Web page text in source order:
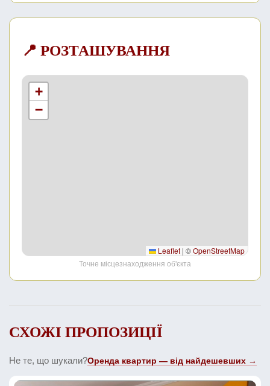
📍 РОЗТАШУВАННЯ
+
−
Leaflet | ©OpenStreetMap
Точне місцезнаходження об'єкта
СХОЖІ ПРОПОЗИЦІЇ
Не те, що шукали?Оренда квартир — від найдешевших →